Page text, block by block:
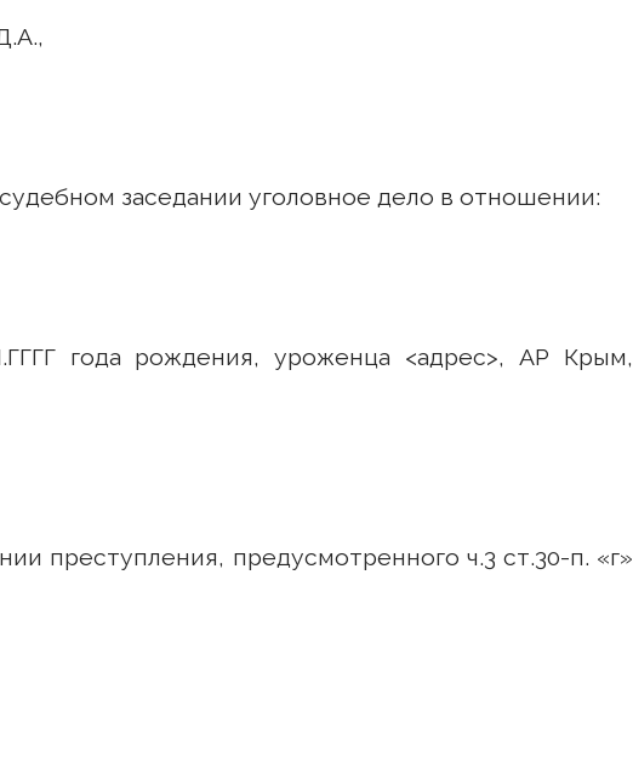
заседании уголовное дело в отношении:
года рождения, уроженца <адрес>, АР Крым,
преступления, предусмотренного ч.3 ст.30-п. «г»